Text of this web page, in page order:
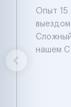
Опыт 15
нашем